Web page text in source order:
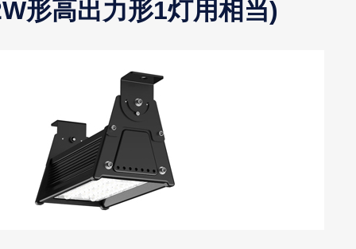
形高出力形1灯用相当)